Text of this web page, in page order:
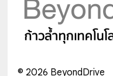
© 2026 BeyondDrive